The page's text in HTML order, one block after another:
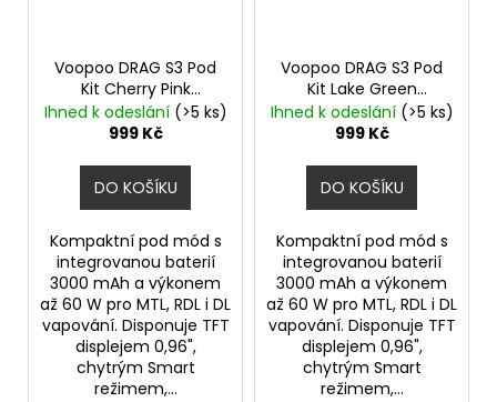
Voopoo DRAG S3 Pod
Kit Cherry Pink
3000mAh
Ihned k odeslání (>5 ks)
999 Kč
DO KOŠÍKU
Kompaktní pod mód s
integrovanou baterií
3000 mAh a výkonem
až 60 W pro MTL, RDL i DL
vapování. Disponuje TFT
displejem 0,96",
chytrým Smart
režimem,...
Voopoo DRAG S3 Pod
Kit Lake Green
3000mAh
Ihned k odeslání (>5 ks)
999 Kč
DO KOŠÍKU
Kompaktní pod mód s
integrovanou baterií
3000 mAh a výkonem
až 60 W pro MTL, RDL i DL
vapování. Disponuje TFT
displejem 0,96",
chytrým Smart
režimem,...